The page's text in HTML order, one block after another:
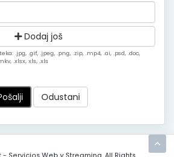
Dodaj još
.jpg, .gif, .jpeg, .png, .zip, .mp4, .ai, .psd, .doc,
.xlsx, xls, .xls
Odustani